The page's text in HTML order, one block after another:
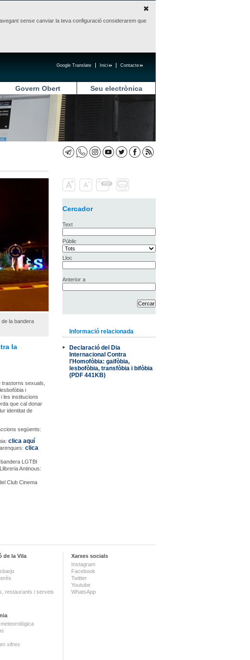
sense canviar la teva configuració considerarem que
Contacte
Inici
Google Translate
Govern Obert Seu electrònica
de la bandera
la
trastorns sexuals,
i
les institucions
que cal donar
identitat de
següents:
clica aquí
clica
LGTBI
Antinous:
Club Cinema
Cercador
Text
Públic
Lloc
Anterior a
Informació relacionada
Declaració del Dia
Internacional Contra
l'Homofòbia: gaifòbia,
lesbofòbia, transfòbia i bifòbia
(PDF 441KB)
de la Vila
restaurants i serveis
xifres
Xarxes socials
Instagram
Facebook
Twitter
Youtube
WhatsApp